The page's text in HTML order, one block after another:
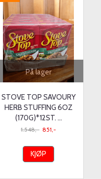
På lager
STOVE TOP SAVOURY
HERB STUFFING 6OZ
(170G)*12ST. ...
1.548,- 851,-
KJØP